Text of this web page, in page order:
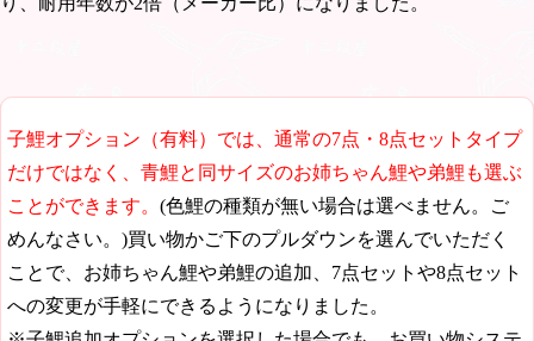
子鯉オプション（有料）では、通常の7点・8点セットタイプ
だけではなく、青鯉と同サイズのお姉ちゃん鯉や弟鯉も選ぶ
ことができます。 (色鯉の種類が無い場合は選べません。ご
めんなさい。)買い物かご下のプルダウンを選んでいただく
ことで、お姉ちゃん鯉や弟鯉の追加、7点セットや8点セット
への変更が手軽にできるようになりました。